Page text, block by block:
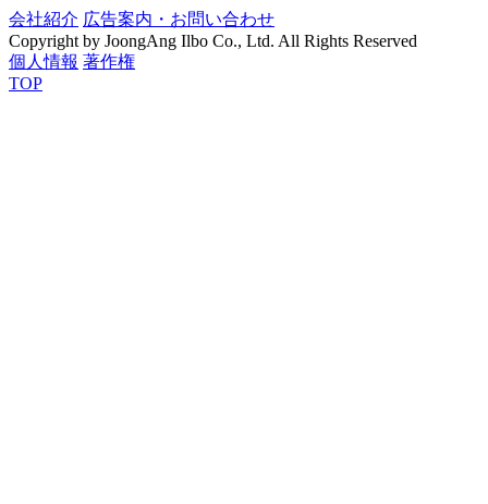
会社紹介 広告案内・お問い合わせ
Copyright by JoongAng Ilbo Co., Ltd. All Rights Reserved
個人情報 著作権
TOP